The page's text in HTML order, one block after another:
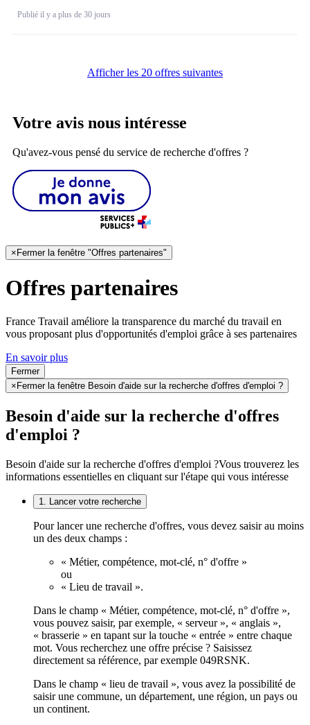
Publié il y a plus de 30 jours
Afficher les 20 offres suivantes
Votre avis nous intéresse
Qu'avez-vous pensé du service de recherche d'offres ?
× Fermer la fenêtre "Offres partenaires"
Offres partenaires
France Travail améliore la transparence du marché du travail en
vous proposant plus d'opportunités d'emploi grâce à ses partenaires
En savoir plus
Fermer
× Fermer la fenêtre Besoin d'aide sur la recherche d'offres d'emploi ?
Besoin d'aide sur la recherche d'offres
d'emploi ?
Besoin d'aide sur la recherche d'offres d'emploi ?Vous trouverez les
informations essentielles en cliquant sur l'étape qui vous intéresse
1. Lancer votre recherche
Pour lancer une recherche d'offres, vous devez saisir au moins
un des deux champs :
« Métier, compétence, mot-clé, n° d'offre »
ou
« Lieu de travail ».
Dans le champ « Métier, compétence, mot-clé, n° d'offre »,
vous pouvez saisir, par exemple, « serveur », « anglais »,
« brasserie » en tapant sur la touche « entrée » entre chaque
mot. Vous recherchez une offre précise ? Saisissez
directement sa référence, par exemple 049RSNK.
Dans le champ « lieu de travail », vous avez la possibilité de
saisir une commune, un département, une région, un pays ou
un continent.